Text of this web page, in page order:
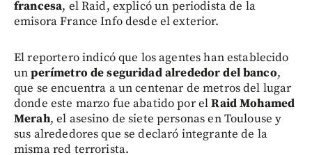
francesa, el Raid, explicó un periodista de la
emisora France Info desde el exterior.
El reportero indicó que los agentes han establecido
unperímetro de seguridad alrededor del banco,
que se encuentra a un centenar de metros del lugar
donde este marzo fue abatido por elRaid Mohamed
Merah, el asesino de siete personas en Toulouse y
sus alrededores que se declaró integrante de la
misma red terrorista.